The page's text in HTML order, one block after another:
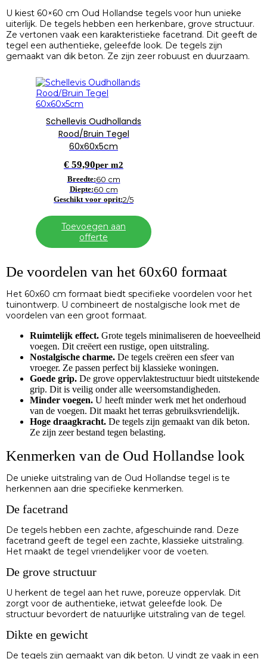
U kiest 60×60 cm Oud Hollandse tegels voor hun unieke
uiterlijk. De tegels hebben een herkenbare, grove structuur.
Ze vertonen vaak een karakteristieke facetrand. Dit geeft de
tegel een authentieke, geleefde look. De tegels zijn
gemaakt van dik beton. Ze zijn zeer robuust en duurzaam.
Schellevis Oudhollands
Rood/Bruin Tegel
60x60x5cm
€ 59,90per m2
Breedte:60 cm
Diepte:60 cm
Geschikt voor oprit:2/5
Toevoegen aan
offerte
De voordelen van het 60x60 formaat
Het 60x60 cm formaat biedt specifieke voordelen voor het
tuinontwerp. U combineert de nostalgische look met de
voordelen van een groot formaat.
Ruimtelijk effect. Grote tegels minimaliseren de hoeveelheid
voegen. Dit creëert een rustige, open uitstraling.
Nostalgische charme. De tegels creëren een sfeer van
vroeger. Ze passen perfect bij klassieke woningen.
Goede grip. De grove oppervlaktestructuur biedt uitstekende
grip. Dit is veilig onder alle weersomstandigheden.
Minder voegen. U heeft minder werk met het onderhoud
van de voegen. Dit maakt het terras gebruiksvriendelijk.
Hoge draagkracht. De tegels zijn gemaakt van dik beton.
Ze zijn zeer bestand tegen belasting.
Kenmerken van de Oud Hollandse look
De unieke uitstraling van de Oud Hollandse tegel is te
herkennen aan drie specifieke kenmerken.
De facetrand
De tegels hebben een zachte, afgeschuinde rand. Deze
facetrand geeft de tegel een zachte, klassieke uitstraling.
Het maakt de tegel vriendelijker voor de voeten.
De grove structuur
U herkent de tegel aan het ruwe, poreuze oppervlak. Dit
zorgt voor de authentieke, ietwat geleefde look. De
structuur bevordert de natuurlijke uitstraling van de tegel.
Dikte en gewicht
De tegels zijn gemaakt van dik beton. U vindt ze vaak in een